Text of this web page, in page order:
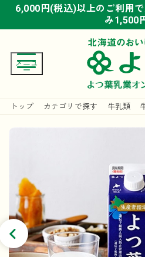
6,000円(税込)以上のご利用
み1,500
6,000円(税込)以上のご利用
み1,500
6,000円(税込)以上のご利用
み1,500
トップ カテゴリで探す 牛乳類